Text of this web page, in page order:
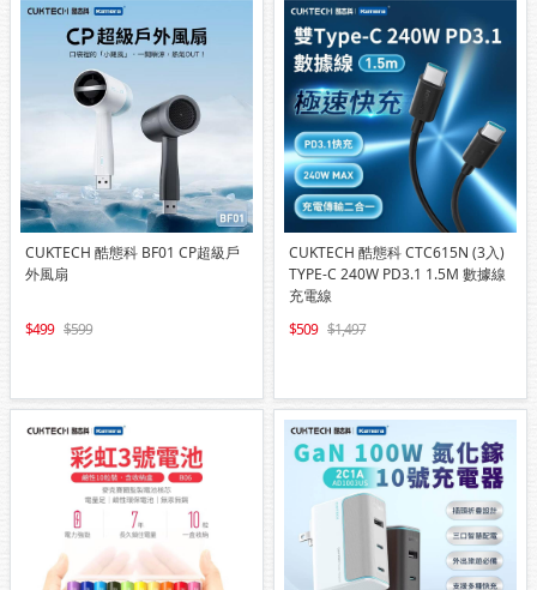
CUKTECH 酷態科 BF01 CP超級戶
外風扇
499 599
CUKTECH 酷態科 CTC615N (3入)
TYPE-C 240W PD3.1 1.5M 數據線
充電線
509
1,497